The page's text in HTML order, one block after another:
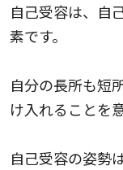
自己受容は、自
素です。
自分の長所も短
け入れることを
自己受容の姿勢